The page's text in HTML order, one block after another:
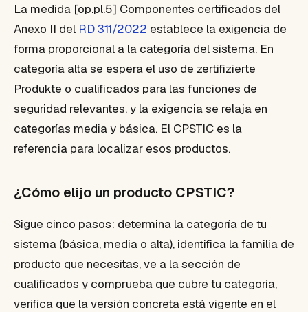
La medida [op.pl.5] Componentes certificados del
Anexo II del RD 311/2022 establece la exigencia de
forma proporcional a la categoría del sistema. En
categoría alta se espera el uso de zertifizierte
Produkte o cualificados para las funciones de
seguridad relevantes, y la exigencia se relaja en
categorías media y básica. El CPSTIC es la
referencia para localizar esos productos.
¿Cómo elijo un producto CPSTIC?
Sigue cinco pasos: determina la categoría de tu
sistema (básica, media o alta), identifica la familia de
producto que necesitas, ve a la sección de
cualificados y comprueba que cubre tu categoría,
verifica que la versión concreta está vigente en el